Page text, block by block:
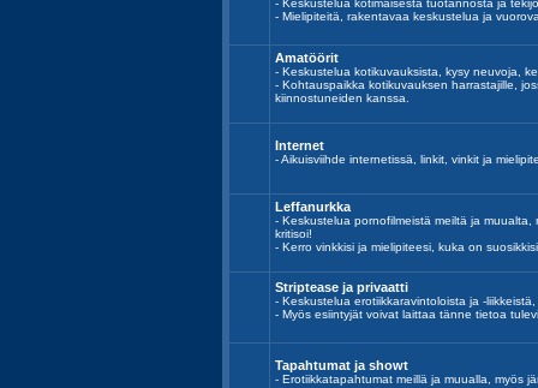
- Keskustelua kotimaisesta tuotannosta ja
- Mielipiteitä, rakentavaa keskustelua ja
Amatöörit
- Keskustelua kotikuvauksista, kysy neuvoja,
- Kohtauspaikka kotikuvauksen harrastajille,
kiinnostuneiden kanssa.
Internet
- Aikuisviihde internetissä, linkit, vinkit ja
Leffanurkka
- Keskustelua pornofilmeistä meiltä ja
kritisoi!
- Kerro vinkkisi ja mielipiteesi, kuka on
Striptease ja privaatti
- Keskustelua erotiikkaravintoloista ja -
- Myös esiintyjät voivat laittaa tänne tietoa
Tapahtumat ja showt
- Erotiikkatapahtumat meillä ja muualla, myös